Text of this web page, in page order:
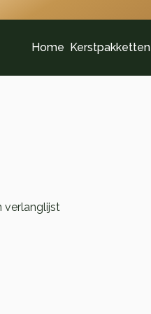
Home Kerstpakketten
verlanglijst